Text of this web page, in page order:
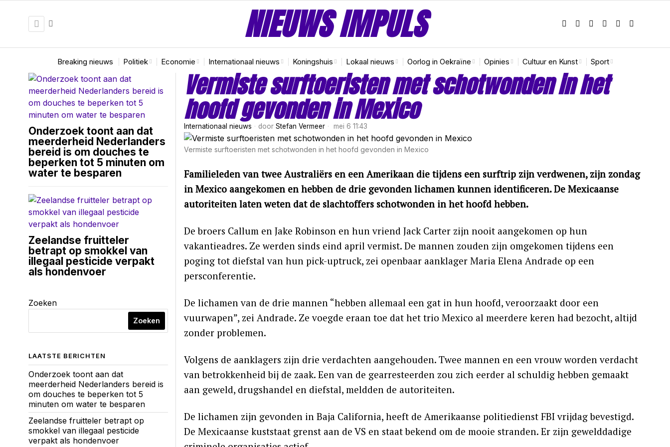
NIEUWS IMPULS
Breaking nieuws Politiek Economie Internationaal nieuws Koningshuis Lokaal nieuws Oorlog in Oekraïne Opinies Cultuur en Kunst Sport
Vermiste surftoeristen met schotwonden in het
hoofd gevonden in Mexico
Internationaal nieuws door Stefan Vermeer mei 6 11:43
Vermiste surftoeristen met schotwonden in het hoofd gevonden in Mexico
Familieleden van twee Australiërs en een Amerikaan die tijdens een surftrip zijn verdwenen, zijn zondag
in Mexico aangekomen en hebben de drie gevonden lichamen kunnen identificeren. De Mexicaanse
autoriteiten laten weten dat de slachtoffers schotwonden in het hoofd hebben.
De broers Callum en Jake Robinson en hun vriend Jack Carter zijn nooit aangekomen op hun
vakantieadres. Ze werden sinds eind april vermist. De mannen zouden zijn omgekomen tijdens een
poging tot diefstal van hun pick-uptruck, zei openbaar aanklager Maria Elena Andrade op een
persconferentie.
De lichamen van de drie mannen “hebben allemaal een gat in hun hoofd, veroorzaakt door een
vuurwapen”, zei Andrade. Ze voegde eraan toe dat het trio Mexico al meerdere keren had bezocht, altijd
zonder problemen.
Volgens de aanklagers zijn drie verdachten aangehouden. Twee mannen en een vrouw worden verdacht
van betrokkenheid bij de zaak. Een van de gearresteerden zou zich eerder al schuldig hebben gemaakt
aan geweld, drugshandel en diefstal, meldden de autoriteiten.
De lichamen zijn gevonden in Baja California, heeft de Amerikaanse politiedienst FBI vrijdag bevestigd.
De Mexicaanse kuststaat grenst aan de VS en staat bekend om de mooie stranden. Er zijn gewelddadige
Onderzoek toont aan dat
meerderheid Nederlanders
bereid is om douches te
beperken tot 5 minuten om
water te besparen
Zeelandse fruitteler
betrapt op smokkel van
illegaal pesticide verpakt
als hondenvoer
Zoeken
Zoeken
LAATSTE BERICHTEN
Onderzoek toont aan dat
meerderheid Nederlanders bereid is
om douches te beperken tot 5
minuten om water te besparen
Zeelandse fruitteler betrapt op
smokkel van illegaal pesticide
verpakt als hondenvoer